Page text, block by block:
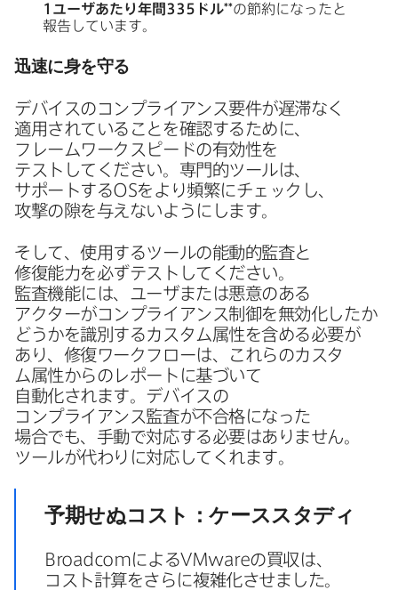
1 ユーザあたり年間 335 ドル**の​節約に​なったと​
報告しています。
迅速に​身を​守る
デバイスの​コンプライアンス要件が​遅滞なく​
適用されている​ことを​確認する​ために、​
フレームワークスピードの​有効性を​
テストしてください。​専門的ツールは、​
サポートするOSを​より​頻繁に​チェックし、​
攻撃の​隙を​与えないようにします。
そして、​使用する​ツールの​能動的監査と​
修復能力を​必ずテストしてください。​
監査機能には、​ユーザまたは​悪意の​ある​
アクターが​コンプライアンス制御を​無効化したか​
どうかを​識別する​カスタ​ム属性を​含める​必要が​
あり、​修復ワークフローは、​これらの​カスタ​
ム属性からの​レポートに​基づいて​
自動化されます。​デバイスの​
コンプライアンス監査が​不合格に​なった​
場合でも、​手動で​対応する​必要は​ありません。​
ツールが​代わりに​対応してくれます。
予期せぬコスト：ケーススタディ
Broadcomに​よるVMwareの​買収は、​
コスト計算を​さらに​複雑化させました。